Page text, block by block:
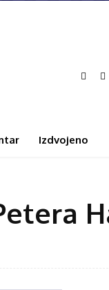
Izdvojeno